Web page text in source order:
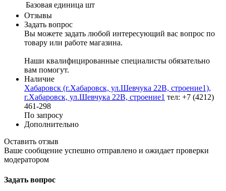
Базовая единица шт
Отзывы
Задать вопрос
Вы можете задать любой интересующий вас вопрос по
товару или работе магазина.
Наши квалифицированные специалисты обязательно
вам помогут.
Наличие
Хабаровск (г.Хабаровск, ул.Шевчука 22В, строение1),
г.Хабаровск, ул.Шевчука 22В, строение1 тел: +7 (4212)
461-298
По запросу
Дополнительно
Оставить отзыв
Ваше сообщение успешно отправлено и ожидает проверки
модератором
Задать вопрос